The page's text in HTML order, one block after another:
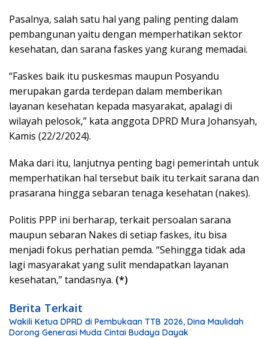
Pasalnya, salah satu hal yang paling penting dalam
pembangunan yaitu dengan memperhatikan sektor
kesehatan, dan sarana faskes yang kurang memadai.
“Faskes baik itu puskesmas maupun Posyandu
merupakan garda terdepan dalam memberikan
layanan kesehatan kepada masyarakat, apalagi di
wilayah pelosok,” kata anggota DPRD Mura Johansyah,
Kamis (22/2/2024).
Maka dari itu, lanjutnya penting bagi pemerintah untuk
memperhatikan hal tersebut baik itu terkait sarana dan
prasarana hingga sebaran tenaga kesehatan (nakes).
Politis PPP ini berharap, terkait persoalan sarana
maupun sebaran Nakes di setiap faskes, itu bisa
menjadi fokus perhatian pemda. “Sehingga tidak ada
lagi masyarakat yang sulit mendapatkan layanan
kesehatan,” tandasnya. (*)
Berita Terkait
Wakili Ketua DPRD di Pembukaan TTB 2026, Dina Maulidah
Dorong Generasi Muda Cintai Budaya Dayak